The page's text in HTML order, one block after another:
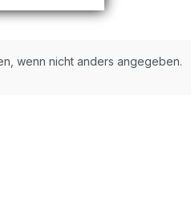
wenn nicht anders angegeben.